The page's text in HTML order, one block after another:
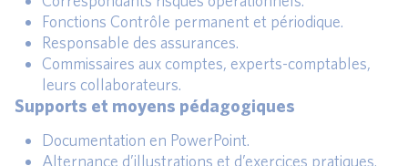
Fonctions Contrôle permanent et périodique.
Responsable des assurances.
Commissaires aux comptes, experts-comptables,
leurs collaborateurs.
Supports et moyens pédagogiques
Documentation en PowerPoint.
Alternance d’illustrations et d’exercices pratiques.